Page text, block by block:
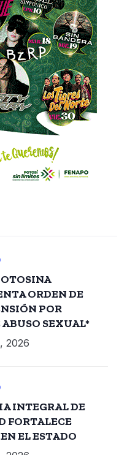
ORDEN DE
POR
SEXUAL*
2026
INTEGRAL DE
FORTALECE
EL ESTADO